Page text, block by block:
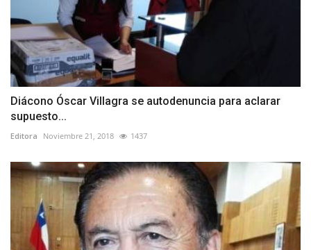
Diácono Óscar Villagra se autodenuncia para aclarar
supuesto...
Editora Noviembre 21, 2018 1437